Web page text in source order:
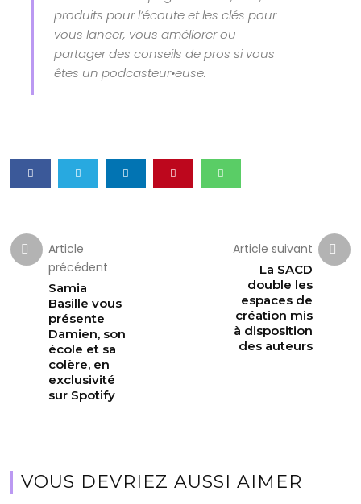
produits pour l’écoute et les clés pour
vous lancer, vous améliorer ou
partager des conseils de pros si vous
êtes un podcasteur•euse.
Article
précédent
Samia
Basille vous
présente
Damien, son
école et sa
colère, en
exclusivité
sur Spotify
Article suivant
La SACD
double les
espaces de
création mis
à disposition
des auteurs
VOUS DEVRIEZ AUSSI AIMER